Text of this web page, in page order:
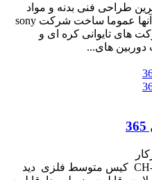
طراحی فنی بدنه و مواد
ساخته شده است و بردهای داخلی آنها عموما ساخت شرکت sony
های تایوانی کره ای و
دوربین های...
دوربین مداربسته چیرکار مدل CH-365 کیس متوسط فلزی دید